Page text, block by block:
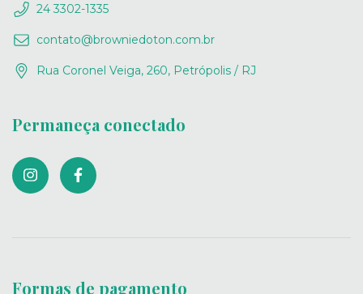
24 3302-1335
contato@browniedoton.com.br
Rua Coronel Veiga, 260, Petrópolis / RJ
Permaneça conectado
Formas de pagamento